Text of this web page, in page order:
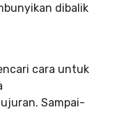
dibalik
cara untuk
Sampai-